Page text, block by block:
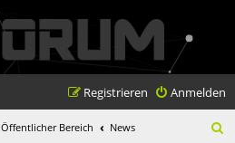
Anmelden
Registrieren
Öffentlicher Bereich News